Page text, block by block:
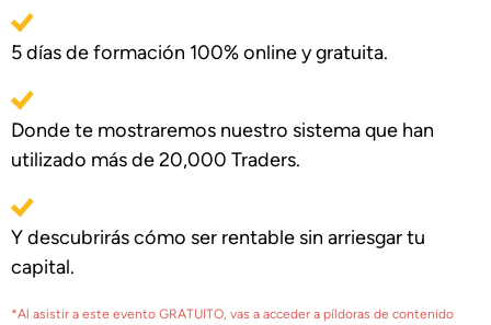
5 días de formación 100% online y gratuita.
Donde te mostraremos nuestro sistema que han
utilizado más de 20,000 Traders.
Y descubrirás cómo ser rentable sin arriesgar tu
capital.
*Al asistir a este evento GRATUITO, vas a acceder a píldoras de contenido